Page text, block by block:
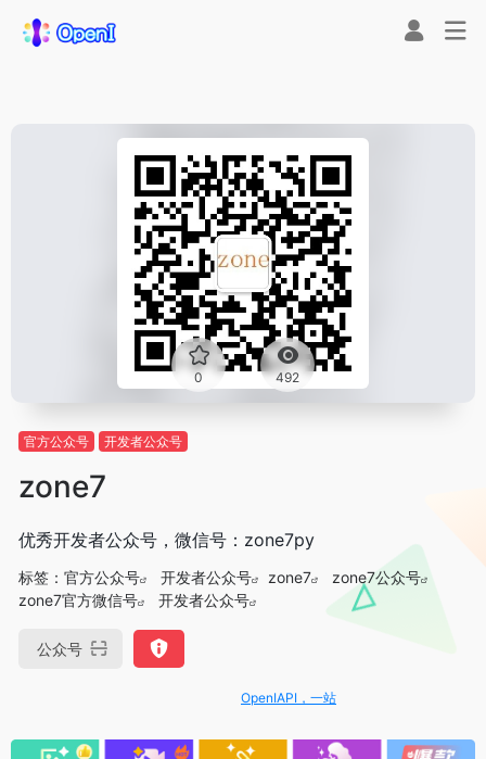
0 492
官方公众号 开发者公众号
zone7
优秀开发者公众号，微信号：zone7py
标签： 官方公众号 开发者公众号 zone7
zone7公众号
zone7官方微信号
开发者公众号
公众号
OpenIAPI，一站式大模型API聚合平台